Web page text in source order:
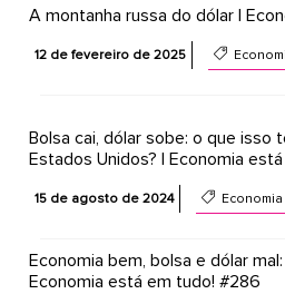
A montanha russa do dólar |
12 de fevereiro de 2025
Bolsa cai, dólar sobe: o que isso
Estados Unidos? | Economia
15 de agosto de 2024
Economia bem, bolsa e dólar
Economia está em tudo! #286